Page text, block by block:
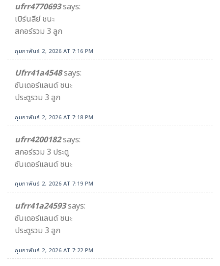
ufrr4770693says:
เบิร์นลีย์ ชนะ
สกอร์รวม 3 ลูก
กุมภาพันธ์ 2, 2026 AT 7:16 PM
Ufrr41a4548says:
ซันเดอร์แลนด์ ชนะ
ประตูรวม 3 ลูก
กุมภาพันธ์ 2, 2026 AT 7:18 PM
ufrr4200182says:
สกอร์รวม 3 ประตู
ซันเดอร์แลนด์ ชนะ
กุมภาพันธ์ 2, 2026 AT 7:19 PM
ufrr41a24593says:
ซันเดอร์แลนด์ ชนะ
ประตูรวม 3 ลูก
กุมภาพันธ์ 2, 2026 AT 7:22 PM